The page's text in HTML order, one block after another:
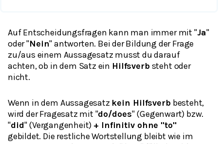
Auf Entscheidungsfragen kann man immer mit "Ja"
oder "Nein" antworten. Bei der Bildung der Frage
zu/aus einem Aussagesatz musst du darauf
achten, ob in dem Satz ein Hilfsverbsteht oder
nicht.
Wenn in dem Aussagesatz kein Hilfsverbbesteht,
wird der Fragesatz mit "do/does" (Gegenwart) bzw.
"did" (Vergangenheit) + Infinitiv ohne "to"
gebildet. Die restliche Wortstellung bleibt wie im